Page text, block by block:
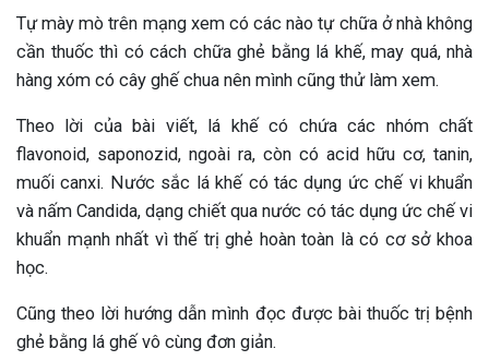
Tự mày mò trên mạng xem có các nào tự chữa ở nhà không
cần thuốc thì có cách chữa ghẻ bằng lá khế, may quá, nhà
hàng xóm có cây ghế chua nên mình cũng thử làm xem.
Theo lời của bài viết, lá khế có chứa các nhóm chất
flavonoid, saponozid, ngoài ra, còn có acid hữu cơ, tanin,
muối canxi. Nước sắc lá khế có tác dụng ức chế vi khuẩn
và nấm Candida, dạng chiết qua nước có tác dụng ức chế vi
khuẩn mạnh nhất vì thế trị ghẻ hoàn toàn là có cơ sở khoa
học.
Cũng theo lời hướng dẫn mình đọc được bài thuốc trị bệnh
ghẻ bằng lá ghế vô cùng đơn giản.